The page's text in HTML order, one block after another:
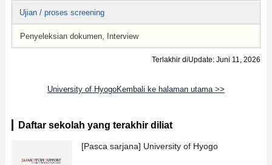
Ujian / proses screening
Penyeleksian dokumen, Interview
Terlakhir diUpdate: Juni 11, 2026
University of HyogoKembali ke halaman utama >>
Daftar sekolah yang terakhir diliat
[Pasca sarjana] University of Hyogo